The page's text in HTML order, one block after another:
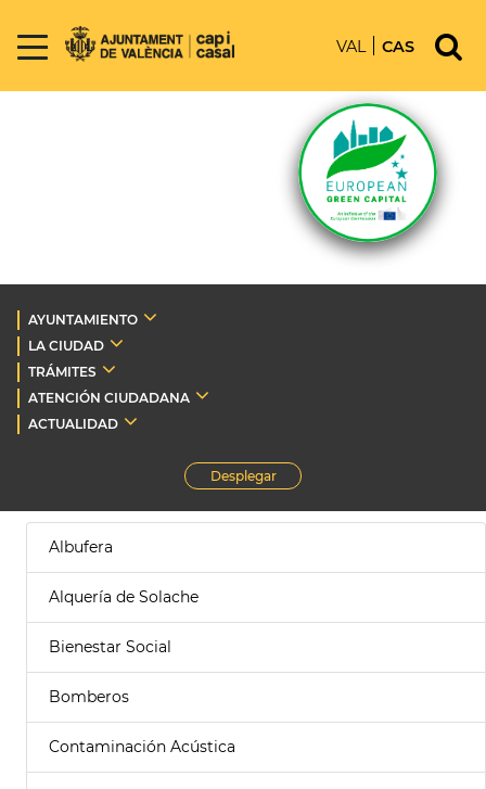
VAL CAS
AYUNTAMIENTO
LA CIUDAD
TRÁMITES
ATENCIÓN CIUDADANA
ACTUALIDAD
Desplegar
Albufera
Alquería de Solache
Bienestar Social
Bomberos
Contaminación Acústica